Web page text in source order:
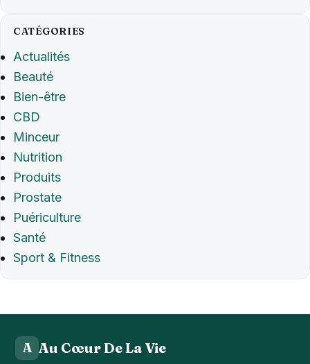
CATÉGORIES
Actualités
Beauté
Bien-être
CBD
Minceur
Nutrition
Produits
Prostate
Puériculture
Santé
Sport & Fitness
A Au Cœur De La Vie